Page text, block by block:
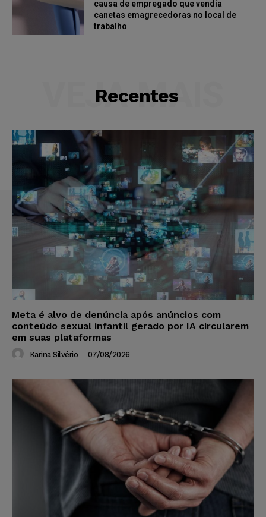
causa de empregado que vendia
canetas emagrecedoras no local de
trabalho
Recentes
VEJA MAIS
Meta é alvo de denúncia após anúncios com
conteúdo sexual infantil gerado por IA circularem
em suas plataformas
Karina Silvério - 07/08/2026